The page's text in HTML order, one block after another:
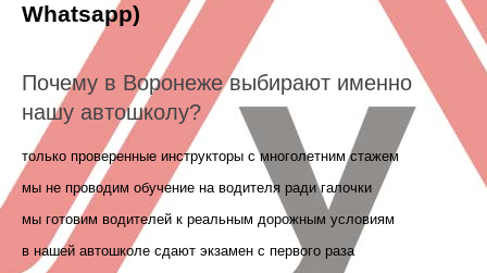
Whatsapp)
Почему в Воронеже выбирают именно
нашу автошколу?
только проверенные инструкторы с многолетним стажем
мы не проводим обучение на водителя ради галочки
мы готовим водителей к реальным дорожным условиям
в нашей автошколе сдают экзамен с первого раза